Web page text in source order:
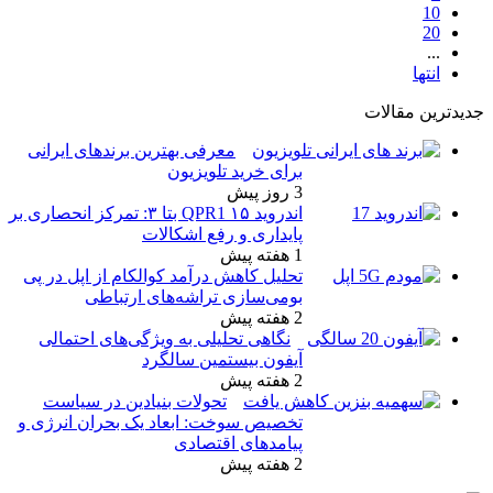
10
20
...
انتها
مقالات
معرفی بهترین برندهای ایرانی
برای خرید تلویزیون
اندروید ۱۵ QPR1 بتا ۳: تمرکز انحصاری بر
پایداری و رفع اشکالات
تحلیل کاهش درآمد کوالکام از اپل در پی
بومی‌سازی تراشه‌های ارتباطی
نگاهی تحلیلی به ویژگی‌های احتمالی
آیفون بیستمین سالگرد
تحولات بنیادین در سیاست
تخصیص سوخت: ابعاد یک بحران انرژی و
پیامدهای اقتصادی